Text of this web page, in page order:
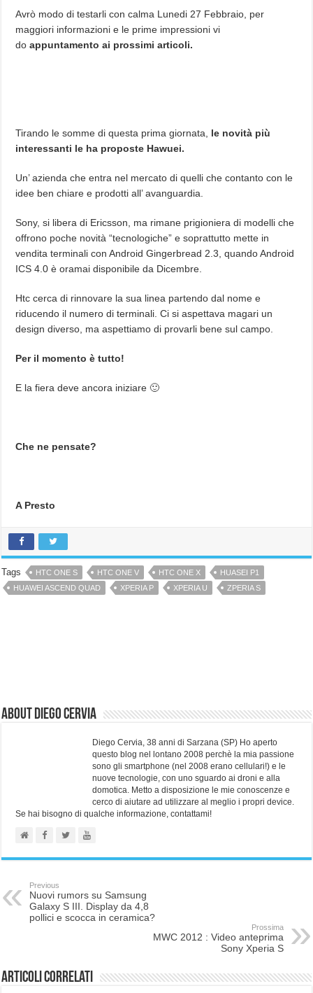
Avrò modo di testarli con calma Lunedi 27 Febbraio, per
maggiori informazioni e le prime impressioni vi
doappuntamento ai prossimi articoli.
Tirando le somme di questa prima giornata, le novità più
interessanti le ha proposte Hawuei.
Un’ azienda che entra nel mercato di quelli che contanto con le
idee ben chiare e prodotti all’ avanguardia.
Sony, si libera di Ericsson, ma rimane prigioniera di modelli che
offrono poche novità “tecnologiche” e soprattutto mette in
vendita terminali con Android Gingerbread 2.3, quando Android
ICS 4.0 è oramai disponibile da Dicembre.
Htc cerca di rinnovare la sua linea partendo dal nome e
riducendo il numero di terminali. Ci si aspettava magari un
design diverso, ma aspettiamo di provarli bene sul campo.
Per il momento è tutto!
E la fiera deve ancora iniziare 🙂
Che ne pensate?
A Presto
Tags HTC ONE S HTC ONE V HTC ONE X
HUASEI P1
HUAWEI ASCEND QUAD
XPERIA P XPERIA U ZPERIA S
About Diego Cervia
Diego Cervia, 38 anni di Sarzana (SP) Ho aperto
questo blog nel lontano 2008 perchè la mia passione
sono gli smartphone (nel 2008 erano cellulari!) e le
nuove tecnologie, con uno sguardo ai droni e alla
domotica. Metto a disposizione le mie conoscenze e
cerco di aiutare ad utilizzare al meglio i propri device.
Se hai bisogno di qualche informazione, contattami!
Previous
Nuovi rumors su Samsung
Galaxy S III. Display da 4,8
pollici e scocca in ceramica?
Prossima
MWC 2012 : Video anteprima
Sony Xperia S
Articoli correlati